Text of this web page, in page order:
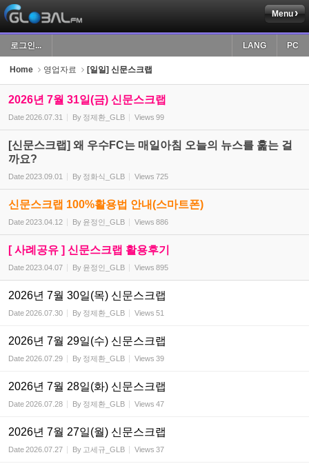
Menu
로그인... PC
LANG
Home 영업자료 [일일] 신문스크랩
2026년 7월 31일(금) 신문스크랩
Date2026.07.31 By 정제환_GLB Views 99
[신문스크랩] 왜 우수FC는 매일아침 오늘의 뉴스를 훑는 걸
까요?
Date2023.09.01 By 정화식_GLB Views 725
신문스크랩 100%활용법 안내(스마트폰)
Date2023.04.12 By 윤정인_GLB Views 886
[ 사례공유 ] 신문스크랩 활용후기
Date2023.04.07 By 윤정인_GLB Views 895
2026년 7월 30일(목) 신문스크랩
Date2026.07.30 By 정제환_GLB Views 51
2026년 7월 29일(수) 신문스크랩
Date2026.07.29 By 정제환_GLB Views 39
2026년 7월 28일(화) 신문스크랩
Date2026.07.28 By 정제환_GLB Views 47
2026년 7월 27일(월) 신문스크랩
Date2026.07.27 By 고세규_GLB Views 37
Sketchbook5, 스케치북5
Sketchbook5, 스케치북5